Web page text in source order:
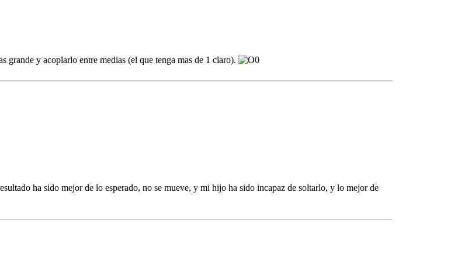
grande y acoplarlo entre medias (el que tenga mas de 1 claro).
ha sido mejor de lo esperado, no se mueve, y mi hijo ha sido incapaz de soltarlo, y lo mejor de